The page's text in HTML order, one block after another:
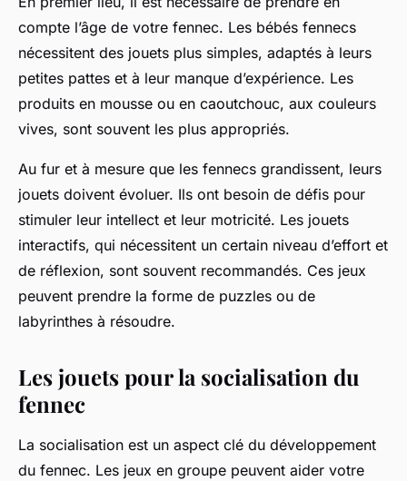
compte l’âge de votre fennec. Les bébés fennecs
nécessitent des jouets plus simples, adaptés à leurs
petites pattes et à leur manque d’expérience. Les
produits en mousse ou en caoutchouc, aux couleurs
vives, sont souvent les plus appropriés.
Au fur et à mesure que les fennecs grandissent, leurs
jouets doivent évoluer. Ils ont besoin de défis pour
stimuler leur intellect et leur motricité. Les jouets
interactifs, qui nécessitent un certain niveau d’effort et
de réflexion, sont souvent recommandés. Ces jeux
peuvent prendre la forme de puzzles ou de
labyrinthes à résoudre.
Les jouets pour la socialisation du
fennec
La socialisation est un aspect clé du développement
du fennec. Les jeux en groupe peuvent aider votre